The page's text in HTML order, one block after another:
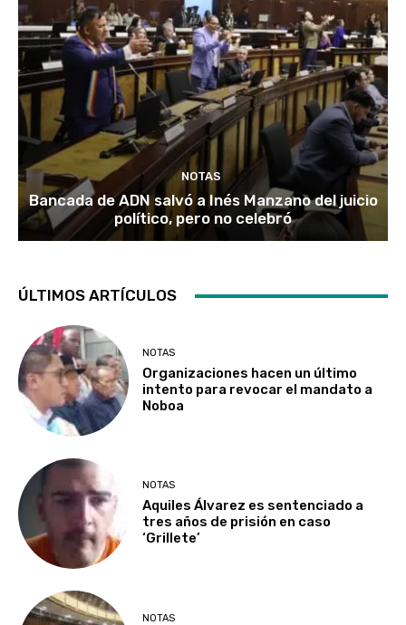
NOTAS
Bancada de ADN salvó a Inés Manzano del juicio
político, pero no celebró
ÚLTIMOS ARTÍCULOS
NOTAS
Organizaciones hacen un último
intento para revocar el mandato a
Noboa
NOTAS
Aquiles Álvarez es sentenciado a
tres años de prisión en caso
‘Grillete’
NOTAS